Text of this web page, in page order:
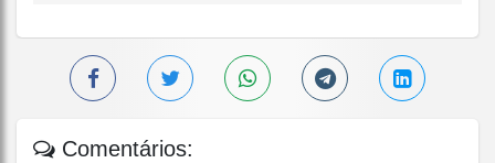
Comentários: